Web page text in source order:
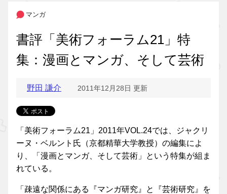
マンガ
書評「美術フォーラム21」特
集：漫画とマンガ、そして芸術
野田 謙介 2011年12月28日 更新
「美術フォーラム21」2011年VOL.24では、ジャクリ
ーヌ・ベルント氏（京都精華大学教授）の編集によ
り、「漫画とマンガ、そして芸術」という特集が組ま
れている。
「疎遠な関係にある『マンガ研究』と『芸術研究』を